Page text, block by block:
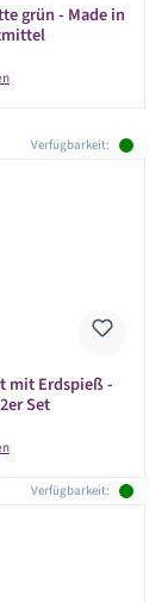
grün - Made in
Verfügbarkeit:
mit Erdspieß -
Set
Verfügbarkeit: